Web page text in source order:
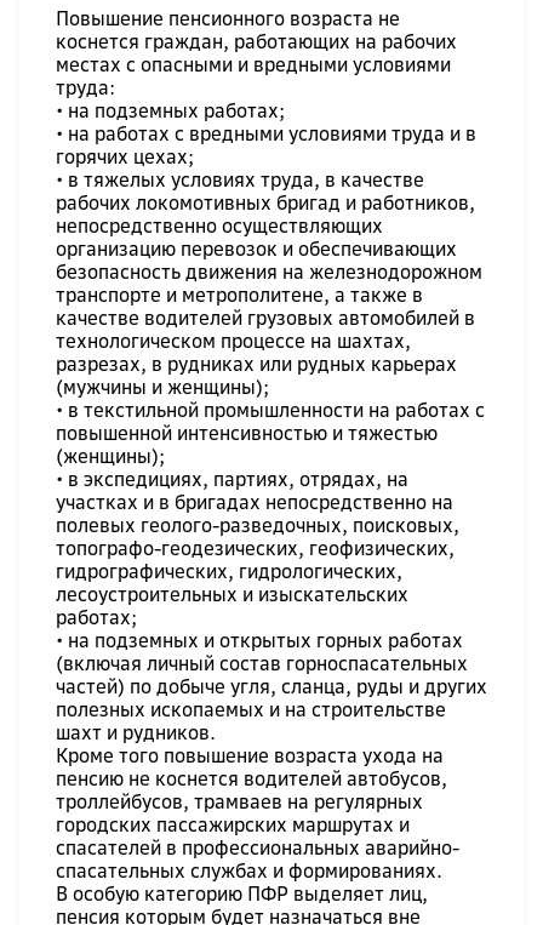
Повышение пенсионного возраста не
коснется граждан, работающих на рабочих
местах с опасными и вредными условиями
труда:
• на подземных работах;
• на работах с вредными условиями труда и в
горячих цехах;
• в тяжелых условиях труда, в качестве
рабочих локомотивных бригад и работников,
непосредственно осуществляющих
организацию перевозок и обеспечивающих
безопасность движения на железнодорожном
транспорте и метрополитене, а также в
качестве водителей грузовых автомобилей в
технологическом процессе на шахтах,
разрезах, в рудниках или рудных карьерах
(мужчины и женщины);
• в текстильной промышленности на работах с
повышенной интенсивностью и тяжестью
(женщины);
• в экспедициях, партиях, отрядах, на
участках и в бригадах непосредственно на
полевых геолого-разведочных, поисковых,
топографо-геодезических, геофизических,
гидрографических, гидрологических,
лесоустроительных и изыскательских
работах;
• на подземных и открытых горных работах
(включая личный состав горноспасательных
частей) по добыче угля, сланца, руды и других
полезных ископаемых и на строительстве
шахт и рудников.
Кроме того повышение возраста ухода на
пенсию не коснется водителей автобусов,
троллейбусов, трамваев на регулярных
городских пассажирских маршрутах и
спасателей в профессиональных аварийно-
спасательных службах и формированиях.
В особую категорию ПФР выделяет лиц,
пенсия которым будет назначаться вне